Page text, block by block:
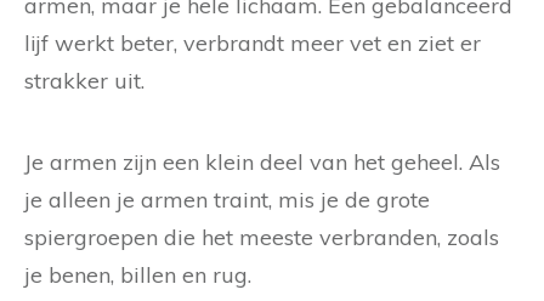
armen, maar je hele lichaam. Een gebalanceerd
lijf werkt beter, verbrandt meer vet en ziet er
strakker uit.
Je armen zijn een klein deel van het geheel. Als
je alleen je armen traint, mis je de grote
spiergroepen die het meeste verbranden, zoals
je benen, billen en rug.